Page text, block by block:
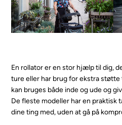
En rollator er en stor hjælp til dig,
ture eller har brug for ekstra
kan bruges både inde og ude og
De fleste modeller har en praktisk
dine ting med, uden at gå på